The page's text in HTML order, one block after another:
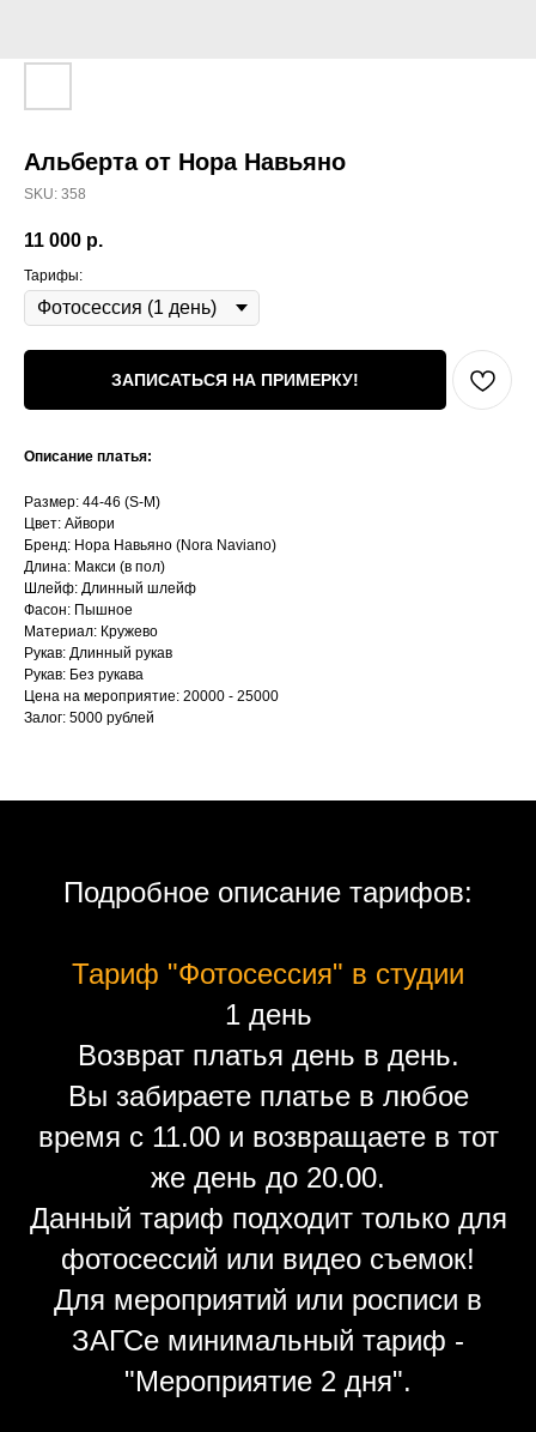
Альберта от Нора Навьяно
SKU: 358
11 000 р.
Тарифы:
ЗАПИСАТЬСЯ НА ПРИМЕРКУ!
Описание платья:
Размер: 44-46 (S-M)
Цвет: Айвори
Бренд: Нора Навьяно (Nora Naviano)
Длина: Макси (в пол)
Шлейф: Длинный шлейф
Фасон: Пышное
Материал: Кружево
Рукав: Длинный рукав
Рукав: Без рукава
Цена на мероприятие: 20000 - 25000
Залог: 5000 рублей
Подробное описание тарифов:
Тариф "Фотосессия" в студии
1 день
Возврат платья день в день.
Вы забираете платье в любое
время с 11.00 и возвращаете в тот
же день до 20.00.
Данный тариф подходит только для
фотосессий или видео съемок!
Для мероприятий или росписи в
ЗАГСе минимальный тариф -
"Мероприятие 2 дня".